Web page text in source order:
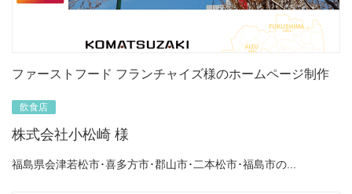
ファーストフード フランチャイズ様のホームページ制作
飲食店
株式会社小松崎 様
福島県会津若松市･喜多方市･郡山市･二本松市･福島市の...